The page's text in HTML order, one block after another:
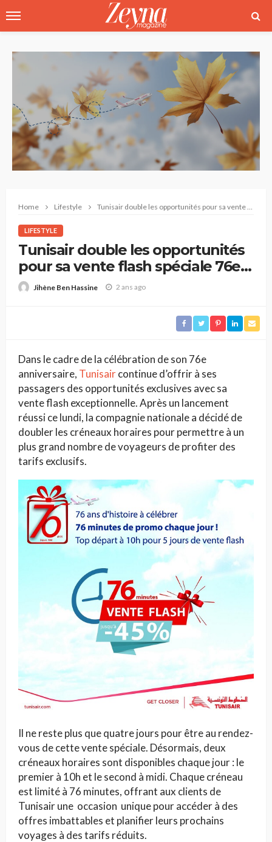
Home Lifestyle Tunisair double les opportunités pour sa vente flash spéciale 76e anniversaire !
LIFESTYLE
Tunisair double les opportunités
pour sa vente flash spéciale 76e
anniversaire !
Jihène Ben Hassine 2 ans ago
Dans le cadre de la célébration de son 76e
anniversaire, Tunisaircontinue d’offrir à ses
passagers des opportunités exclusives avec sa
vente flash exceptionnelle. Après un lancement
réussi ce lundi, la compagnie nationale a décidé de
doubler les créneaux horaires pour permettre à un
plus grand nombre de voyageurs de profiter des
tarifs exclusifs.
Il ne reste plus que quatre jours pour être au rendez-
vous de cette vente spéciale. Désormais, deux
créneaux horaires sont disponibles chaque jour : le
premier à 10h et le second à midi. Chaque créneau
est limité à 76 minutes, offrant aux clients de
Tunisair une occasion unique pour accéder à des
offres imbattables et planifier leurs prochains
voyages à des tarifs réduits.